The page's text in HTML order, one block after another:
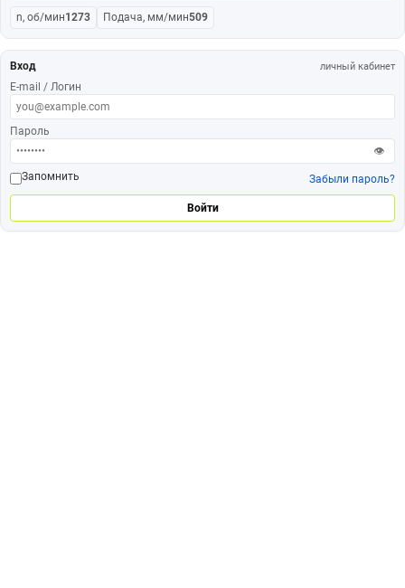
n, об/мин1273 Подача, мм/мин509
Вход личный кабинет
E-mail / Логин
Пароль
👁
Запомнить
Забыли пароль?
Войти